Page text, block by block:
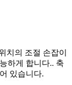
치의 조절 손잡이
하게 합니다.. 축
있습니다.